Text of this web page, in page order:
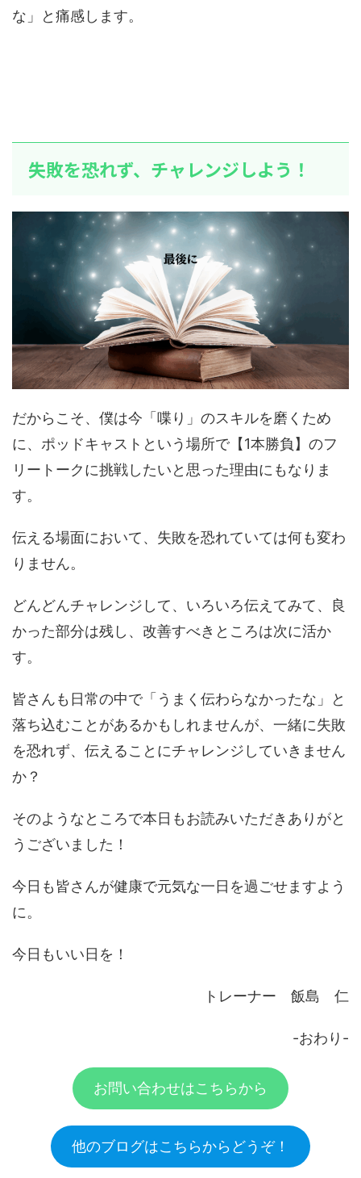
な」と痛感します。
失敗を恐れず、チャレンジしよう！
だからこそ、僕は今「喋り」のスキルを磨くため
に、ポッドキャストという場所で【1本勝負】のフ
リートークに挑戦したいと思った理由にもなりま
す。
伝える場面において、失敗を恐れていては何も変わ
りません。
どんどんチャレンジして、いろいろ伝えてみて、良
かった部分は残し、改善すべきところは次に活か
す。
皆さんも日常の中で「うまく伝わらなかったな」と
落ち込むことがあるかもしれませんが、一緒に失敗
を恐れず、伝えることにチャレンジしていきません
か？
そのようなところで本日もお読みいただきありがと
うございました！
今日も皆さんが健康で元気な一日を過ごせますよう
に。
今日もいい日を！
トレーナー 飯島 仁
-おわり-
お問い合わせはこちらから
他のブログはこちらからどうぞ！